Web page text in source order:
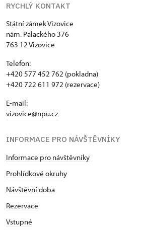
RYCHLÝ KONTAKT
Státní zámek Vizovice
nám. Palackého 376
763 12 Vizovice
Telefon:
+420 577 452 762 (pokladna)
+420 722 611 972 (rezervace)
E-mail:
vizovice@npu.cz
INFORMACE PRO NÁVŠTĚVNÍKY
Informace pro návštěvníky
Prohlídkové okruhy
Návštěvní doba
Rezervace
Vstupné